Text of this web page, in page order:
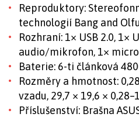
Reproduktory:
technologií Bang and
Rozhraní: 1× USB 2.0, 1×
audio/mikrofon, 1×
Baterie: 6-ti článková
Rozměry a hmotnost:
vzadu, 29,7 × 19,6 ×
Příslušenství: Brašna